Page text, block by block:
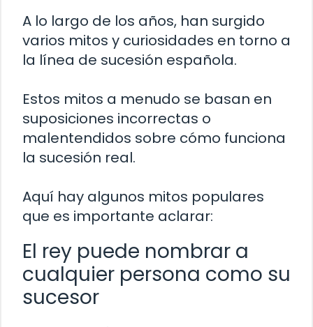
A lo largo de los años, han surgido
varios mitos y curiosidades en torno a
la línea de sucesión española.
Estos mitos a menudo se basan en
suposiciones incorrectas o
malentendidos sobre cómo funciona
la sucesión real.
Aquí hay algunos mitos populares
que es importante aclarar:
El rey puede nombrar a
cualquier persona como su
sucesor